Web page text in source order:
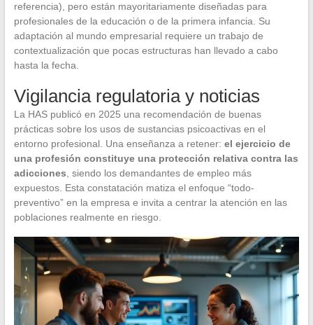
referencia), pero están mayoritariamente diseñadas para
profesionales de la educación o de la primera infancia. Su
adaptación al mundo empresarial requiere un trabajo de
contextualización que pocas estructuras han llevado a cabo
hasta la fecha.
Vigilancia regulatoria y noticias
La HAS publicó en 2025 una recomendación de buenas
prácticas sobre los usos de sustancias psicoactivas en el
entorno profesional. Una enseñanza a retener: el ejercicio de
una profesión constituye una protección relativa contra las
adicciones , siendo los demandantes de empleo más
expuestos. Esta constatación matiza el enfoque “todo-
preventivo” en la empresa e invita a centrar la atención en las
poblaciones realmente en riesgo.